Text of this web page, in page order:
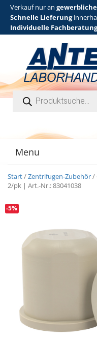
Verkauf nur an
Schnelle Lieferung
Individuelle
Products search
Menu
Start/Zentrifugen-Zubehör/
2/pk | Art.-Nr.: 83041038
-5%